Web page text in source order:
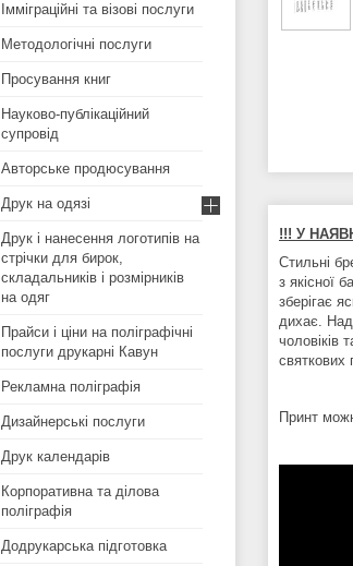
!!! У
Стильні
з якісної
зберігає
дихає.
чоловіків
святкових
Принт
Імміграційні та візові послуги
Методологічні послуги
Просування книг
Науково-публікаційний
супровід
Авторське продюсування
Друк на одязі
Друк і нанесення логотипів на
стрічки для бирок,
складальників і розмірників
на одяг
Прайси і ціни на поліграфічні
послуги друкарні Кавун
Рекламна поліграфія
Дизайнерські послуги
Друк календарів
Корпоративна та ділова
поліграфія
Додрукарська підготовка